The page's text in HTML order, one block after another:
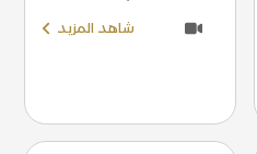
شاهد المزيد